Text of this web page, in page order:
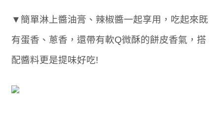
▼簡單淋上醬油膏、辣椒醬一起享用，吃起來既
有蛋香、蔥香，還帶有軟Q微酥的餅皮香氣，搭
配醬料更是提味好吃!